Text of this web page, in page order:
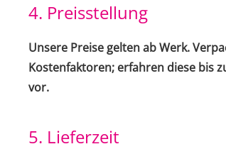
4. Preisstellung
Unsere Preise gelten ab Werk.
Kostenfaktoren; erfahren diese bis
vor.
5. Lieferzeit